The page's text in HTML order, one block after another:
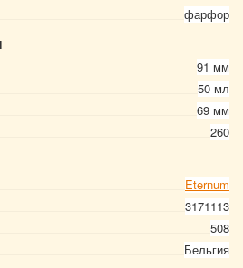
фарфор
91 мм
50 мл
69 мм
260
Eternum
3171113
508
Бельгия